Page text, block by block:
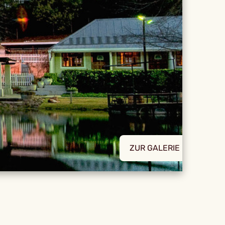
ZUR GALERIE